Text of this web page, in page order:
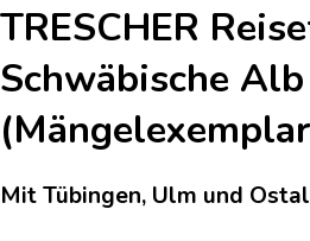
TRESCHER
Schwäbische Alb
Mit Tübingen, Ulm und